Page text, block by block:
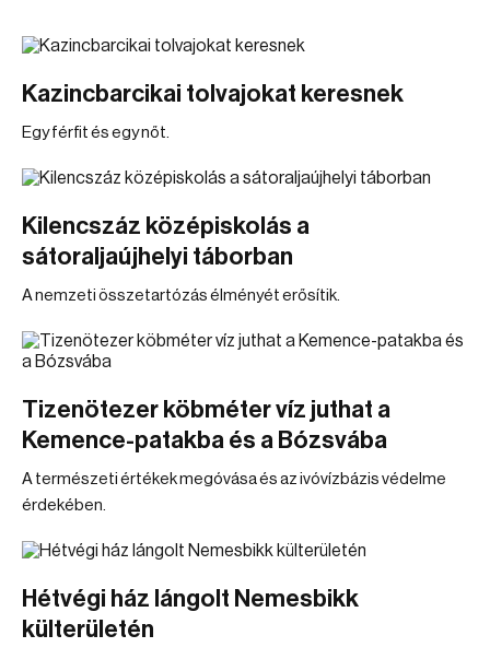
Kazincbarcikai tolvajokat keresnek
Egy férfit és egy nőt.
Kilencszáz középiskolás a
sátoraljaújhelyi táborban
A nemzeti összetartózás élményét erősítik.
Tizenötezer köbméter víz juthat a
Kemence-patakba és a Bózsvába
A természeti értékek megóvása és az ivóvízbázis védelme
érdekében.
Hétvégi ház lángolt Nemesbikk
külterületén